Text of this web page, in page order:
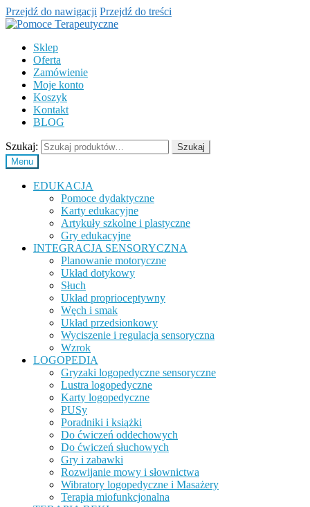
Przejdź do nawigacji Przejdź do treści
Sklep
Oferta
Zamówienie
Moje konto
Koszyk
Kontakt
BLOG
Szukaj:
Szukaj
Menu
EDUKACJA
Pomoce dydaktyczne
Karty edukacyjne
Artykuły szkolne i plastyczne
Gry edukacyjne
INTEGRACJA SENSORYCZNA
Planowanie motoryczne
Układ dotykowy
Słuch
Układ proprioceptywny
Węch i smak
Układ przedsionkowy
Wyciszenie i regulacja sensoryczna
Wzrok
LOGOPEDIA
Gryzaki logopedyczne sensoryczne
Lustra logopedyczne
Karty logopedyczne
PUSy
Poradniki i książki
Do ćwiczeń oddechowych
Do ćwiczeń słuchowych
Gry i zabawki
Rozwijanie mowy i słownictwa
Wibratory logopedyczne i Masażery
Terapia miofunkcjonalna